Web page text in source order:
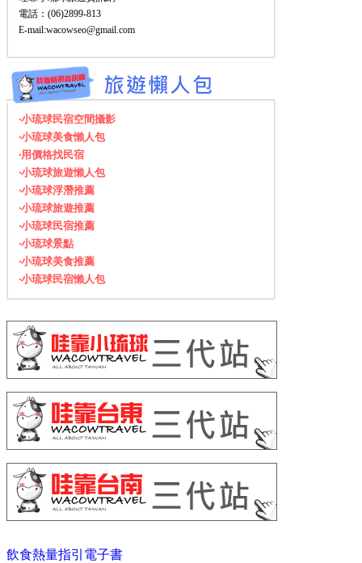
電話：(06)2899-813
E-mail:wacowseo@gmail.com
‧小琉球民宿空間攝影
‧小琉球美食懶人包
‧用價格找民宿
‧小琉球旅遊懶人包
‧小琉球浮潛推薦
‧小琉球旅遊推薦
‧小琉球民宿推薦
‧小琉球景點
‧小琉球美食推薦
‧小琉球民宿懶人包
飲食熱量指引電子書